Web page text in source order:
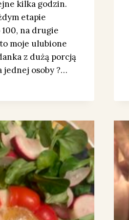
kilka godzin.
etapie
na drugie
moje ulubione
z dużą porcją
jednej osoby ?…